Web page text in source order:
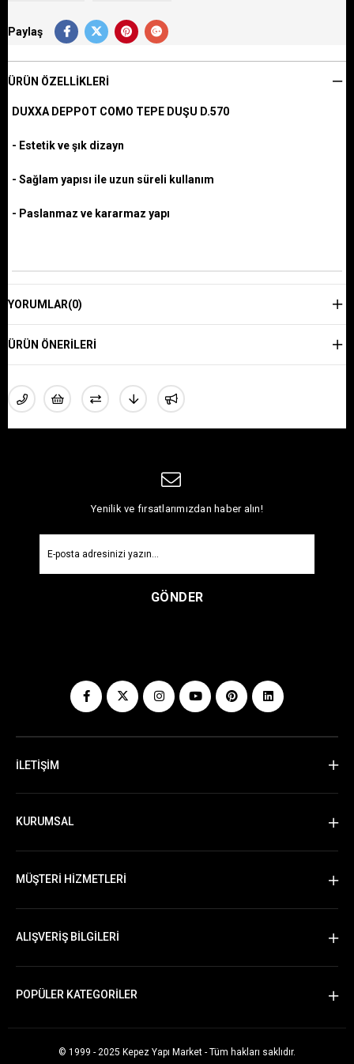
Paylaş
ÜRÜN ÖZELLIKLERI
DUXXA DEPPOT COMO TEPE DUŞU D.570
- Estetik ve şık dizayn
- Sağlam yapısı ile uzun süreli kullanım
- Paslanmaz ve kararmaz yapı
YORUMLAR(0)
ÜRÜN ÖNERILERI
Yenilik ve fırsatlarımızdan haber alın!
GÖNDER
İLETİŞİM
KURUMSAL
MÜŞTERİ HİZMETLERİ
ALIŞVERİŞ BİLGİLERİ
POPÜLER KATEGORİLER
© 1999 - 2025 Kepez Yapı Market - Tüm hakları saklıdır.